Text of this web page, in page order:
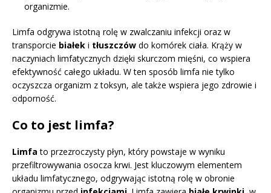
organizmie.
Limfa odgrywa istotną rolę w zwalczaniu infekcji oraz w
transporcie białek i tłuszczów do komórek ciała. Krąży w
naczyniach limfatycznych dzięki skurczom mięśni, co wspiera
efektywność całego układu. W ten sposób limfa nie tylko
oczyszcza organizm z toksyn, ale także wspiera jego zdrowie i
odporność.
Co to jest limfa?
Limfa to przezroczysty płyn, który powstaje w wyniku
przefiltrowywania osocza krwi. Jest kluczowym elementem
układu limfatycznego, odgrywając istotną rolę w obronie